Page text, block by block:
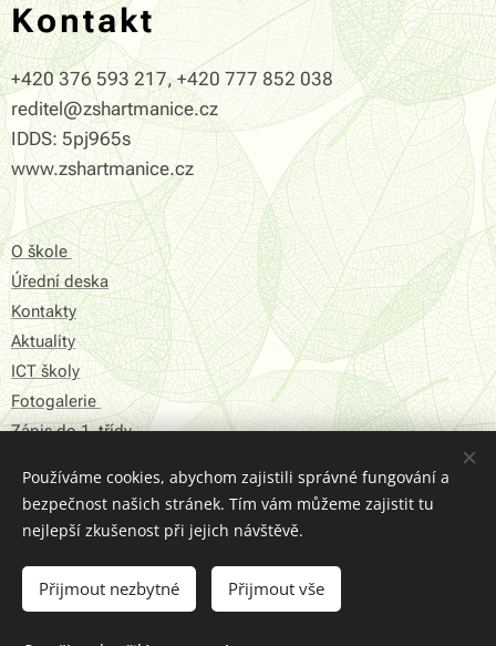
Kontakt
+420 376 593 217, +420 777 852 038
reditel@zshartmanice.cz
IDDS: 5pj965s
www.zshartmanice.cz
O škole
Úřední deska
Kontakty
Aktuality
ICT školy
Fotogalerie
Zápis do 1. třídy
Prohlášení o přístupnosti
Struktura Stránek
2016 © ZŠ Hartmanice
Používáme cookies, abychom zajistili správné fungování a
bezpečnost našich stránek. Tím vám můžeme zajistit tu
nejlepší zkušenost při jejich návštěvě.
Přijmout nezbytné Přijmout vše